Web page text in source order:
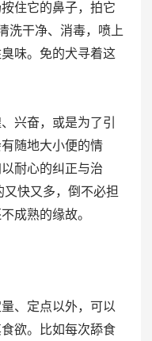
住它的鼻子，拍它
洗干净、消毒，喷上
味。免的犬寻着这
奋，或是为了引
随地大小便的情
耐心的纠正与治
快又多，倒不必担
成熟的缘故。
、定点以外，可以
欲。比如每次舔食